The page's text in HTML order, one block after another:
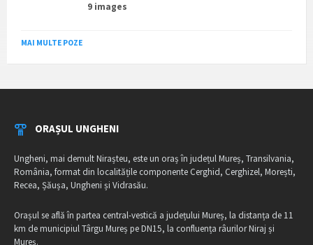
9 images
MAI MULTE POZE
ORAȘUL UNGHENI
Ungheni, mai demult Nirașteu, este un oraș în județul Mureș, Transilvania,
România, format din localitățile componente Cerghid, Cerghizel, Morești,
Recea, Șăușa, Ungheni și Vidrasău.
Orașul se află în partea central-vestică a județului Mureș, la distanța de 11
km de municipiul Târgu Mureș pe DN15, la confluența râurilor Niraj și
Mureș.